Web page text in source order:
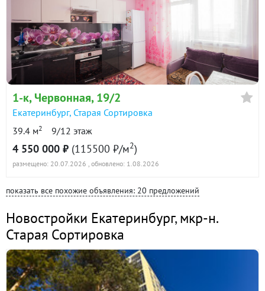
1-к, Червонная, 19/2
Екатеринбург, Старая Сортировка
39.4 м2 9/12 этаж
4 550 000 ₽ (115500 ₽/м2)
размещено: 20.07.2026 , обновлено: 1.08.2026
показать все похожие объявления: 20 предложений
Новостройки Екатеринбург,мкр-н.
Старая Сортировка